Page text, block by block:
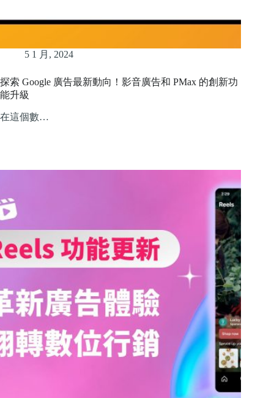
5 1 月, 2024
探索 Google 廣告最新動向！影音廣告和 PMax 的創新功
能升級
在這個數…